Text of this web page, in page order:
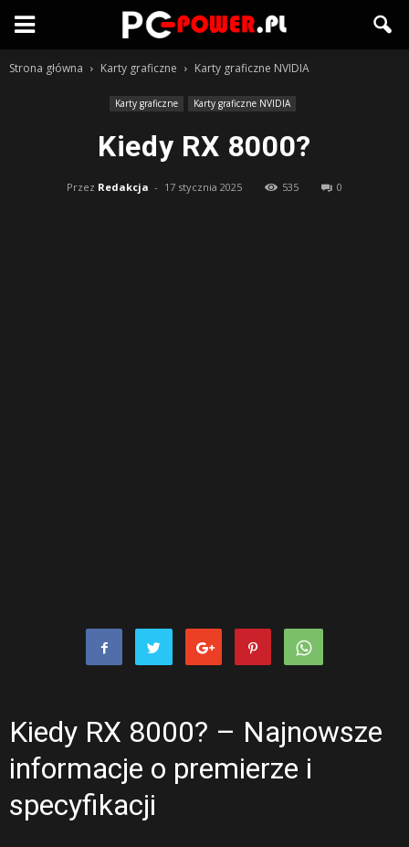
Strona główna Karty graficzne Karty graficzne NVIDIA
Karty graficzne Karty graficzne NVIDIA
Kiedy RX 8000?
Przez Redakcja - 17 stycznia 2025 535 0
Kiedy RX 8000? – Najnowsze
informacje o premierze i
specyfikacji